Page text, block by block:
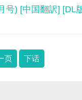
) [中国翻訳] [DL
页 下话